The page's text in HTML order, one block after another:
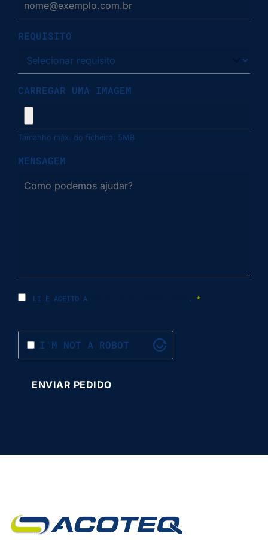
REQUISITO
CARREGAR UMA IMAGEM
Tamanho máx. do ficheiro: 5MB
MENSAGEM
LI E ACEITO A . *
I'M NOT A ROBOT